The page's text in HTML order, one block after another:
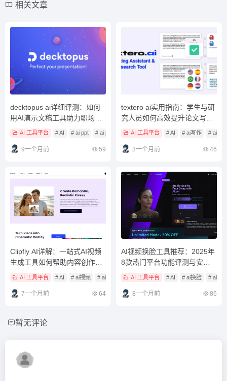
相关文章
decktopus ai详细评测：如何
用AI演示文稿工具助力职场汇
报与销售提案？
AI 工具平台 # AI # ai ppt # ai ppt工具
9一个月前 59
textero ai实用指南：学生与研
究人员如何高效提升论文写作
质量？
AI 工具平台 # AI # ai写作 # ai写
3一个月前 46
Clipfly AI详解：一站式AI视频
生成工具如何帮助内容创作者
提升效率？
AI 工具平台 # AI # ai视频 # ai视频工具
7一个月前 64
AI视频换脸工具推荐：2025年
8款热门平台功能评测与安全
风险解析
AI 工具平台 # AI # ai换脸 # ai换
8一个月前 86
暂无评论